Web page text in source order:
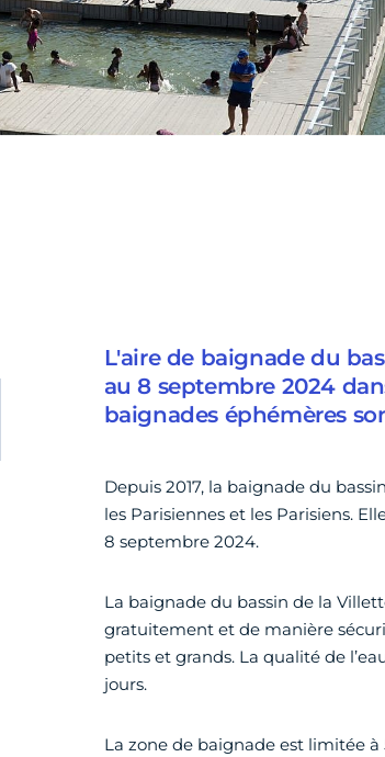
L'aire de baignade du
au 8 septembre 2024
baignades éphémères
Depuis 2017, la baignade du
les Parisiennes et les Parisiens.
8 septembre 2024.
La baignade du bassin de la
gratuitement et de manière
petits et grands. La qualité de
jours.
La zone de baignade est limitée